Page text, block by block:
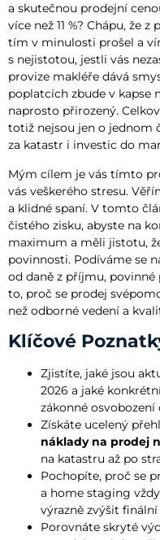
a skutečnou prodejní
více než 11 %? Chápu, že
tím v minulosti prošel a
s nejistotou, jestli vás
provize makléře dává
poplatcích zbude v kapse
naprosto přirozený.
totiž nejsou jen o jednom
za katastr i investic do
Mým cílem je vás tímto
vás veškerého stresu.
a klidné spaní. V tomto
čistého zisku, abyste na
maximum a měli jistotu,
povinnosti. Podíváme se
od daně z příjmu,
to, proč se prodej
než odborné vedení a
Klíčové
Zjistíte, jaké jsou
2026 a jaké
zákonné osvobození
Získáte ucelený
náklady na prodej
na katastru až po
Pochopíte, proč se
a home staging
výrazně zvýšit
Porovnáte skryté